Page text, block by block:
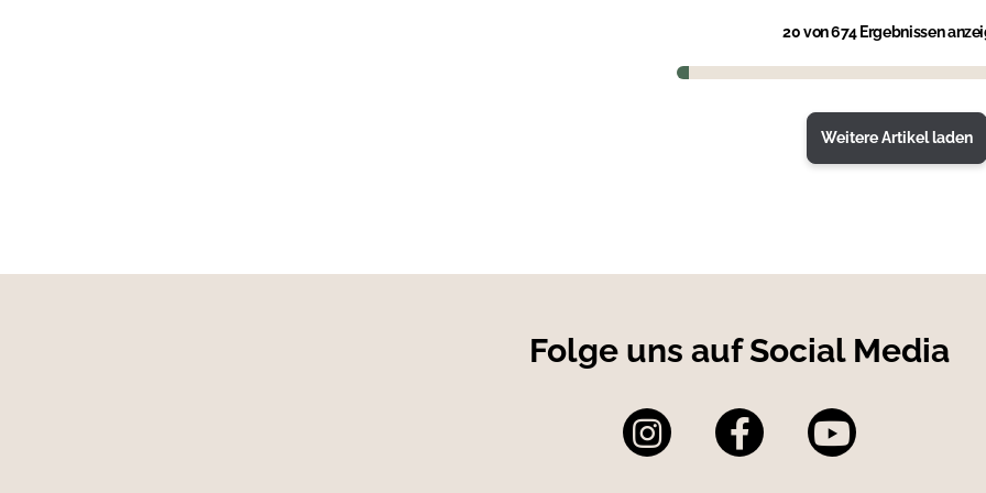
20von 674 Ergebnissen
Weitere Artikel laden
Folge uns auf Social Media